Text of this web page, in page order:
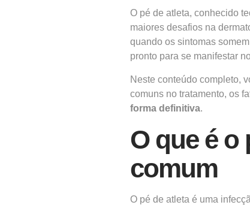
O pé de atleta, conhecido
maiores desafios na
quando os sintomas
pronto para se manifestar
Neste conteúdo completo,
comuns no tratamento, os
forma definitiva.
O que é o
comum
O pé de atleta é uma